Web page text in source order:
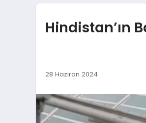
Hindistan’ın
28 Haziran 2024